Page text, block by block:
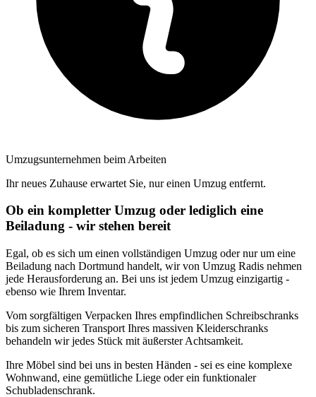
Umzugsunternehmen beim Arbeiten
Ihr neues Zuhause erwartet Sie, nur einen Umzug entfernt.
Ob ein kompletter Umzug oder lediglich eine
Beiladung - wir stehen bereit
Egal, ob es sich um einen vollständigen Umzug oder nur um eine
Beiladung nach Dortmund handelt, wir von Umzug Radis nehmen
jede Herausforderung an. Bei uns ist jedem Umzug einzigartig -
ebenso wie Ihrem Inventar.
Vom sorgfältigen Verpacken Ihres empfindlichen Schreibschranks
bis zum sicheren Transport Ihres massiven Kleiderschranks
behandeln wir jedes Stück mit äußerster Achtsamkeit.
Ihre Möbel sind bei uns in besten Händen - sei es eine komplexe
Wohnwand, eine gemütliche Liege oder ein funktionaler
Schubladenschrank.